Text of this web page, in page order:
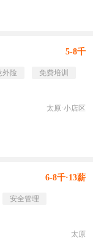
5-8千
外险
免费培训
太原·小店区
6-8千·13薪
安全管理
太原